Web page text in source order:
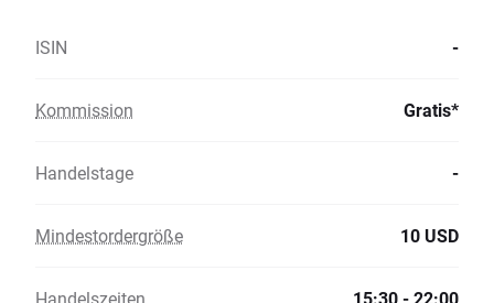
ISIN -
Kommission Gratis*
Handelstage -
Mindestordergröße 10 USD
Handelszeiten 15:30 - 22:00